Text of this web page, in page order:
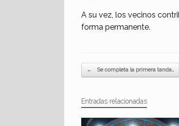
A su vez, los vecinos
forma permanente.
Navegador de artículos
← Se completa la primera tanda…
Entradas relacionadas